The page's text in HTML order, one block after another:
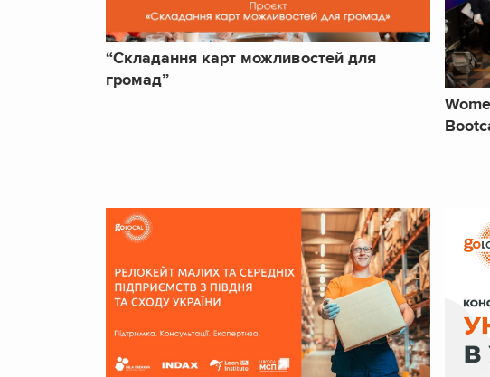
“Складання карт можливостей для
громад”